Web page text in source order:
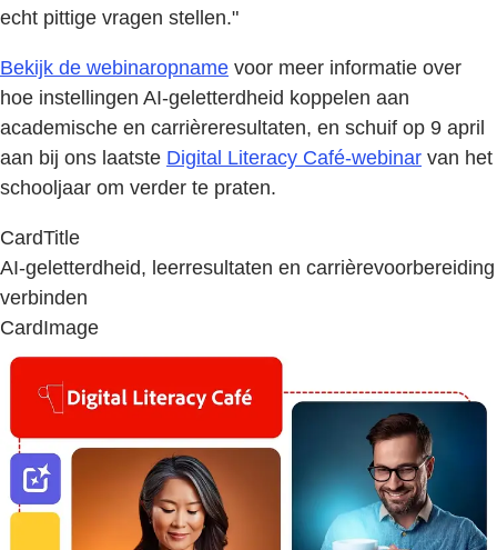
echt pittige vragen stellen."
Bekijk de webinaropname voor meer informatie over
hoe instellingen AI-geletterdheid koppelen aan
academische en carrièreresultaten, en schuif op 9 april
aan bij ons laatste Digital Literacy Café-webinar van het
schooljaar om verder te praten.
CardTitle
AI-geletterdheid, leerresultaten en carrièrevoorbereiding
verbinden
CardImage